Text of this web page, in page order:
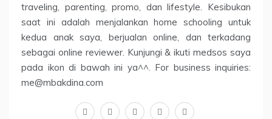
traveling, parenting, promo, dan lifestyle. Kesibukan
saat ini adalah menjalankan home schooling untuk
kedua anak saya, berjualan online, dan terkadang
sebagai online reviewer. Kunjungi & ikuti medsos saya
pada ikon di bawah ini ya^^. For business inquiries:
me@mbakdina.com
facebooktwitterlinkedininstagram
youtube